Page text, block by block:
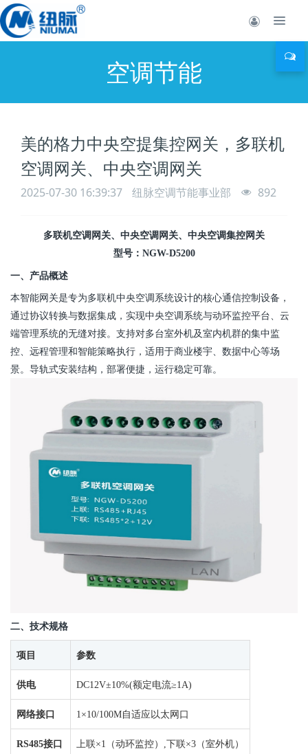
空调节能
美的格力中央空提集控网关，多联机
空调网关、中央空调网关
2025-07-30 16:39:37 纽脉空调节能事业部 892
多联机空调网关、 中央空调 网关、中央空调集控网关
型号：NGW-D5200
一、产品概述
本智能网关是专为多联机中央空调 系统设计的核心通信控制设备，
通过协议转换与数据集成，实现中央空调 系统与动环监控平台、云
端管理系统的无缝对接。支持对多台室外机及室内机群的集中监
控、远程管理和智能策略执行，适用于商业楼宇、数据中心等场
景。导轨式安装结构，部署便捷，运行稳定可靠。
二、技术规格
项目 参数
供电 DC12V±10%(额定电流≥1A)
网络接口 1×10/100M自适应以太网口
RS485接口 上联×1（动环监控） ,下联×3（室外机）